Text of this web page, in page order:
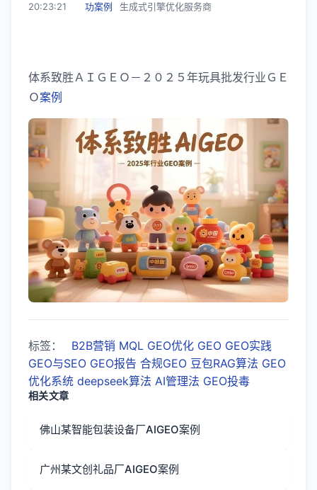
20:23:21
功案例
生成式引擎优化服务商
体系致胜ＡＩＧＥＯ－２０２５年玩具批发行业ＧＥ
Ｏ案例
标签： B2B营销 MQL GEO优化 GEO GEO实践
GEO与SEO GEO报告 合规GEO 豆包RAG算法 GEO
优化系统 deepseek算法 AI管理法 GEO投毒
相关文章
佛山某智能包装设备厂AIGEO案例
广州某文创礼品厂AIGEO案例